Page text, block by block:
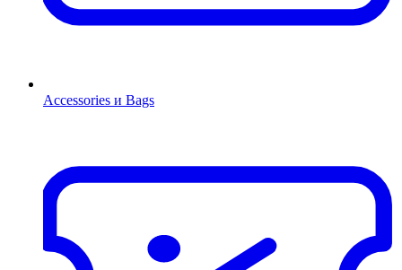
Accessories и Bags